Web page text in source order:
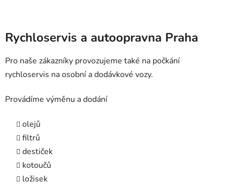
Rychloservis a autoopravna Praha
Pro naše zákazníky provozujeme také na počkání
rychloservis na osobní a dodávkové vozy.
Provádíme výměnu a dodání
olejů
filtrů
destiček
kotoučů
ložisek